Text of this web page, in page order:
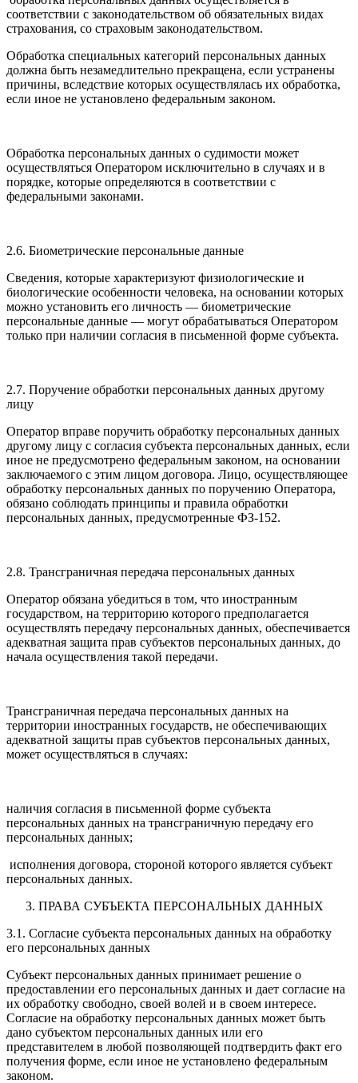
соответствии с законодательством об обязательных видах
страхования, со страховым законодательством.
Обработка специальных категорий персональных данных
должна быть незамедлительно прекращена, если устранены
причины, вследствие которых осуществлялась их обработка,
если иное не установлено федеральным законом.
Обработка персональных данных о судимости может
осуществляться Оператором исключительно в случаях и в
порядке, которые определяются в соответствии с
федеральными законами.
2.6. Биометрические персональные данные
Сведения, которые характеризуют физиологические и
биологические особенности человека, на основании которых
можно установить его личность — биометрические
персональные данные — могут обрабатываться Оператором
только при наличии согласия в письменной форме субъекта.
2.7. Поручение обработки персональных данных другому
лицу
Оператор вправе поручить обработку персональных данных
другому лицу с согласия субъекта персональных данных, если
иное не предусмотрено федеральным законом, на основании
заключаемого с этим лицом договора. Лицо, осуществляющее
обработку персональных данных по поручению Оператора,
обязано соблюдать принципы и правила обработки
персональных данных, предусмотренные ФЗ-152.
2.8. Трансграничная передача персональных данных
Оператор обязана убедиться в том, что иностранным
государством, на территорию которого предполагается
осуществлять передачу персональных данных, обеспечивается
адекватная защита прав субъектов персональных данных, до
начала осуществления такой передачи.
Трансграничная передача персональных данных на
территории иностранных государств, не обеспечивающих
адекватной защиты прав субъектов персональных данных,
может осуществляться в случаях:
наличия согласия в письменной форме субъекта
персональных данных на трансграничную передачу его
персональных данных;
исполнения договора, стороной которого является субъект
персональных данных.
ПРАВА СУБЪЕКТА ПЕРСОНАЛЬНЫХ ДАННЫХ
3.1. Согласие субъекта персональных данных на обработку
его персональных данных
Субъект персональных данных принимает решение о
предоставлении его персональных данных и дает согласие на
их обработку свободно, своей волей и в своем интересе.
Согласие на обработку персональных данных может быть
дано субъектом персональных данных или его
представителем в любой позволяющей подтвердить факт его
получения форме, если иное не установлено федеральным
законом.